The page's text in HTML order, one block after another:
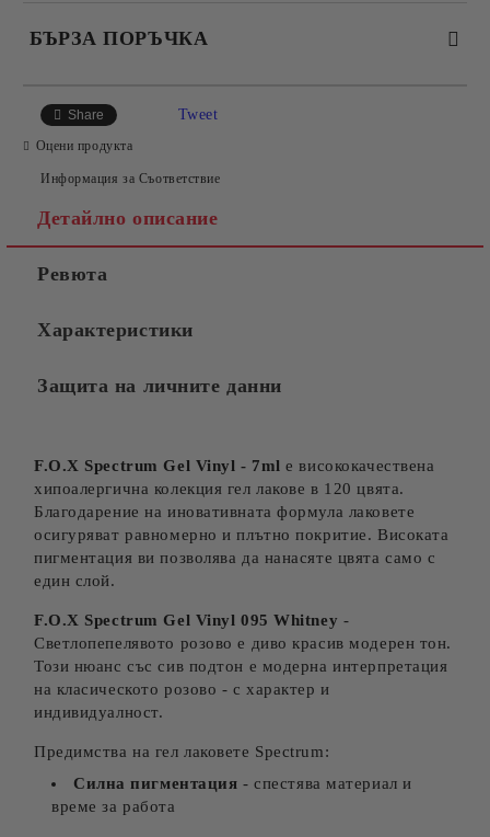
БЪРЗА ПОРЪЧКА
Съгласен съм с
Ние ще се свържем с вас в рамките на работния ден.
Share Tweet
Оцени продукта
Информация за Съответствие
Детайлно описание
Ревюта
Характеристики
Защита на личните данни
F.O.X Spectrum Gel Vinyl - 7ml е висококачествена
хипоалергична колекция гел лакове в 120 цвята.
Благодарение на иновативната формула лаковете
осигуряват равномерно и плътно покритие. Високата
пигментация ви позволява да нанасяте цвята само с
един слой.
F.O.X Spectrum Gel Vinyl 095 Whitney -
Светлопепелявото розово е диво красив модерен тон.
Този нюанс със сив подтон е модерна интерпретация
на класическото розово - с характер и
индивидуалност.
Предимства на гел лаковете Spectrum:
Силна пигментация - спестява материал и
време за работа